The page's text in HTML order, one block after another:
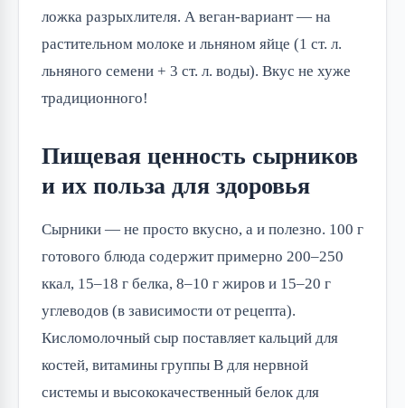
ложка разрыхлителя. А веган-вариант — на
растительном молоке и льняном яйце (1 ст. л.
льняного семени + 3 ст. л. воды). Вкус не хуже
традиционного!
Пищевая ценность сырников
и их польза для здоровья
Сырники — не просто вкусно, а и полезно. 100 г
готового блюда содержит примерно 200–250
ккал, 15–18 г белка, 8–10 г жиров и 15–20 г
углеводов (в зависимости от рецепта).
Кисломолочный сыр поставляет кальций для
костей, витамины группы B для нервной
системы и высококачественный белок для